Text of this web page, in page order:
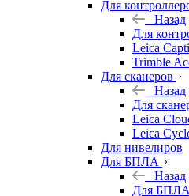
Для
Назад
Для
Leica
Trimble
Для сканеров
Назад
Для
Leica
Leica
Для нивелиров
Для БПЛА
Назад
Для БПЛА